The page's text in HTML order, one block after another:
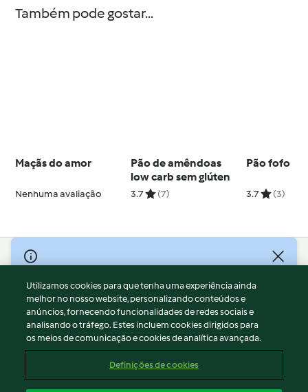
Também pode gostar...
Maçãs do amor
Nenhuma avaliação
Pão de amêndoas
low carb sem glúten
3.7 (7)
Pão fofo
3.7 (3)
© Copyright 2026
Termos de Utilização
Aviso sobre Proteção de Dados
Aviso
Apoio legal
Conteúdo do relatório
Utilizamos cookies para que tenha uma experiência ainda
melhor no nosso website, personalizando conteúdos e
anúncios, fornecendo funcionalidades de redes sociais e
analisando o tráfego. Estes incluem cookies dirigidos para
os meios de comunicação e cookies de analítica avançada.
Definições de cookies